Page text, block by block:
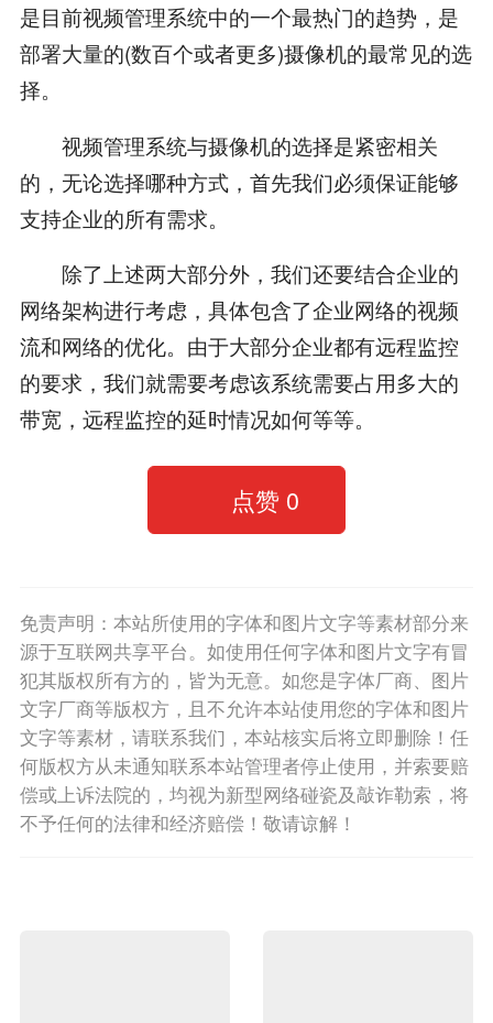
是目前视频管理系统中的一个最热门的趋势，是
部署大量的(数百个或者更多)摄像机的最常见的选
择。
视频管理系统与摄像机的选择是紧密相关
的，无论选择哪种方式，首先我们必须保证能够
支持企业的所有需求。
除了上述两大部分外，我们还要结合企业的
网络架构进行考虑，具体包含了企业网络的视频
流和网络的优化。由于大部分企业都有远程监控
的要求，我们就需要考虑该系统需要占用多大的
带宽，远程监控的延时情况如何等等。
点赞 0
免责声明：本站所使用的字体和图片文字等素材部分来
源于互联网共享平台。如使用任何字体和图片文字有冒
犯其版权所有方的，皆为无意。如您是字体厂商、图片
文字厂商等版权方，且不允许本站使用您的字体和图片
文字等素材，请联系我们，本站核实后将立即删除！任
何版权方从未通知联系本站管理者停止使用，并索要赔
偿或上诉法院的，均视为新型网络碰瓷及敲诈勒索，将
不予任何的法律和经济赔偿！敬请谅解！